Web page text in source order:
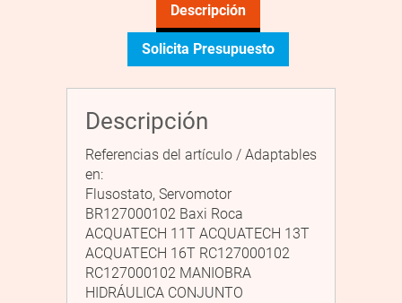
Descripción
Solicita Presupuesto
Descripción
Referencias del artículo / Adaptables
en:
Flusostato, Servomotor
BR127000102 Baxi Roca
ACQUATECH 11T ACQUATECH 13T
ACQUATECH 16T RC127000102
RC127000102 MANIOBRA
HIDRÁULICA CONJUNTO